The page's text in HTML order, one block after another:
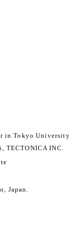
in Tokyo
TECTONICA INC.
Japan.